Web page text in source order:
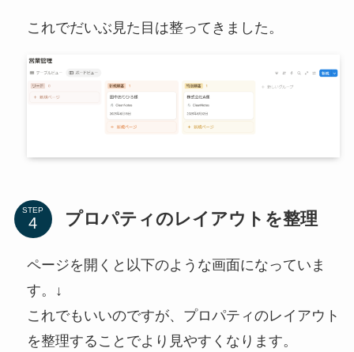
これでだいぶ見た目は整ってきました。
STEP プロパティのレイアウトを整理
ページを開くと以下のような画面になっていま
す。↓
これでもいいのですが、プロパティのレイアウト
を整理することでより見やすくなります。